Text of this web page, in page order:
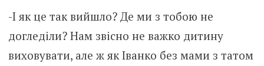
-І як це так вийшло? Де ми з тобою не
догледіли? Нам звісно не важко дитину
виховувати, але ж як Іванко без мами з татом